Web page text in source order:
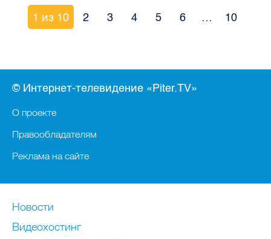
1 из 10 2 3 4 5 6 … 10
© Интернет-телевидение «Piter.TV»
О проекте
Правообладателям
Реклама на сайте
Новости
Видеохостинг